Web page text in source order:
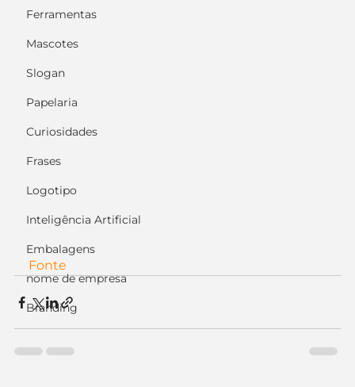
Ferramentas
Mascotes
Slogan
Papelaria
Curiosidades
Frases
Logotipo
Inteligência Artificial
Embalagens
nome de empresa
Branding
Fonte